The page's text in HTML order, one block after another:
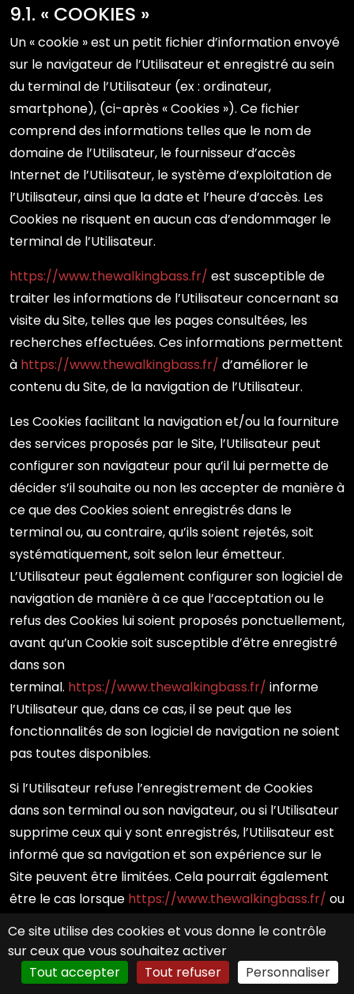
Ce site utilise des cookies et vous donne le contrôle
sur ceux que vous souhaitez activer
Tout accepter
Tout refuser Personnaliser
9.1. « COOKIES »
Un « cookie » est un petit fichier d’information envoyé
sur le navigateur de l’Utilisateur et enregistré au sein
du terminal de l’Utilisateur (ex : ordinateur,
smartphone), (ci-après « Cookies »). Ce fichier
comprend des informations telles que le nom de
domaine de l’Utilisateur, le fournisseur d’accès
Internet de l’Utilisateur, le système d’exploitation de
l’Utilisateur, ainsi que la date et l’heure d’accès. Les
Cookies ne risquent en aucun cas d’endommager le
terminal de l’Utilisateur.
https://www.thewalkingbass.fr/ est susceptible de
traiter les informations de l’Utilisateur concernant sa
visite du Site, telles que les pages consultées, les
recherches effectuées. Ces informations permettent
à https://www.thewalkingbass.fr/ d’améliorer le
contenu du Site, de la navigation de l’Utilisateur.
Les Cookies facilitant la navigation et/ou la fourniture
des services proposés par le Site, l’Utilisateur peut
configurer son navigateur pour qu’il lui permette de
décider s’il souhaite ou non les accepter de manière à
ce que des Cookies soient enregistrés dans le
terminal ou, au contraire, qu’ils soient rejetés, soit
systématiquement, soit selon leur émetteur.
L’Utilisateur peut également configurer son logiciel de
navigation de manière à ce que l’acceptation ou le
refus des Cookies lui soient proposés ponctuellement,
avant qu’un Cookie soit susceptible d’être enregistré
dans son
terminal. https://www.thewalkingbass.fr/ informe
l’Utilisateur que, dans ce cas, il se peut que les
fonctionnalités de son logiciel de navigation ne soient
pas toutes disponibles.
Si l’Utilisateur refuse l’enregistrement de Cookies
dans son terminal ou son navigateur, ou si l’Utilisateur
supprime ceux qui y sont enregistrés, l’Utilisateur est
informé que sa navigation et son expérience sur le
Site peuvent être limitées. Cela pourrait également
être le cas lorsque https://www.thewalkingbass.fr/ ou
des fins de compatibilité technique, le type de
navigateur utilisé par le terminal, les paramètres de
langue et d’affichage ou le pays depuis lequel le